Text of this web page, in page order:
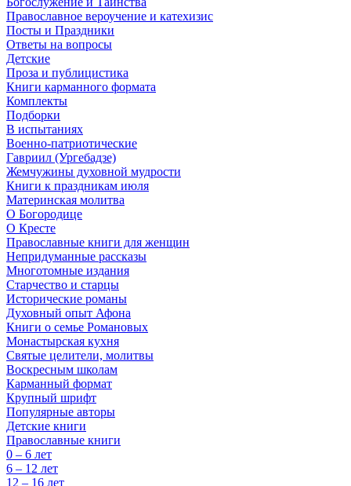
Православное вероучение и катехизис
Посты и Праздники
Ответы на вопросы
Детские
Проза и публицистика
Книги карманного формата
Комплекты
Подборки
В испытаниях
Военно-патриотические
Гавриил (Ургебадзе)
Жемчужины духовной мудрости
Книги к праздникам июля
Материнская молитва
О Богородице
О Кресте
Православные книги для женщин
Непридуманные рассказы
Многотомные издания
Старчество и старцы
Исторические романы
Духовный опыт Афона
Книги о семье Романовых
Монастырская кухня
Святые целители, молитвы
Воскресным школам
Карманный формат
Крупный шрифт
Популярные авторы
Детские книги
Православные книги
0 – 6 лет
6 – 12 лет
12 – 16 лет